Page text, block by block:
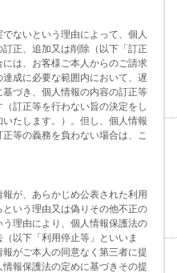
ないという理由によって、個人
正、追加又は削除（以下「訂正
は、お客様ご本人からのご請求
成に必要な範囲内において、遅
づき、個人情報の内容の訂正等
訂正等を行わない旨の決定をし
たします。）。但し、個人情報
等の義務を負わない場合は、こ
が、あらかじめ公表された利用
いう理由又は偽りその他不正の
理由により、個人情報保護法の
以下「利用停止等」といいま
がご本人の同意なく第三者に提
報保護法の定めに基づきその提